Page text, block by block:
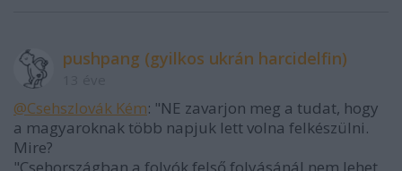
pushpang (gyilkos ukrán harcidelfin)
@Csehszlovák Kém: "NE zavarjon meg a tudat, hogy
a magyaroknak több napjuk lett volna felkészülni.
Mire?